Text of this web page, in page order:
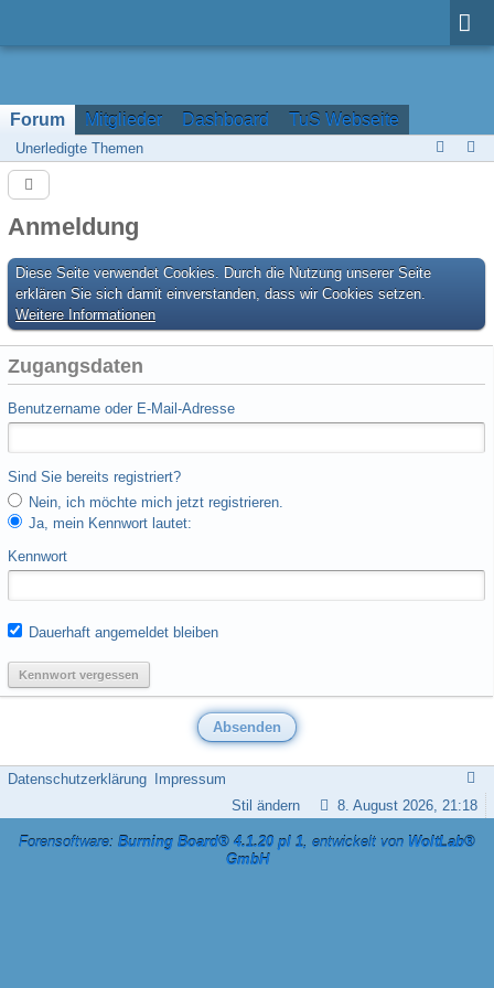
Forum Mitglieder Dashboard TuS Webseite
Unerledigte Themen
Anmeldung
Diese Seite verwendet Cookies. Durch die Nutzung unserer Seite
erklären Sie sich damit einverstanden, dass wir Cookies setzen.
Weitere Informationen
Zugangsdaten
Benutzername oder E-Mail-Adresse
Sind Sie bereits registriert?
Nein, ich möchte mich jetzt registrieren.
Ja, mein Kennwort lautet:
Kennwort
Dauerhaft angemeldet bleiben
Kennwort vergessen
Datenschutzerklärung
Impressum
8. August 2026, 21:18
Stil ändern
Forensoftware: Burning Board® 4.1.20 pl 1, entwickelt von WoltLab®
GmbH